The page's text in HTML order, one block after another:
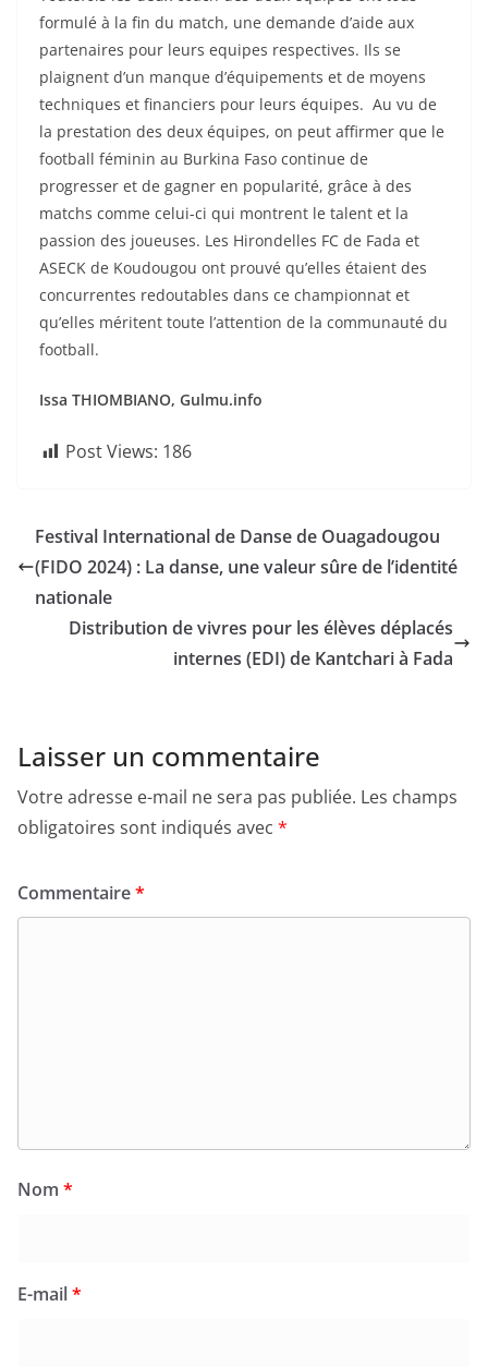
formulé à la fin du match, une demande d’aide aux
partenaires pour leurs equipes respectives. Ils se
plaignent d’un manque d’équipements et de moyens
techniques et financiers pour leurs équipes. Au vu de
la prestation des deux équipes, on peut affirmer que le
football féminin au Burkina Faso continue de
progresser et de gagner en popularité, grâce à des
matchs comme celui-ci qui montrent le talent et la
passion des joueuses. Les Hirondelles FC de Fada et
ASECK de Koudougou ont prouvé qu’elles étaient des
concurrentes redoutables dans ce championnat et
qu’elles méritent toute l’attention de la communauté du
football.
Issa THIOMBIANO, Gulmu.info
Post Views: 186
Festival International de Danse de Ouagadougou
(FIDO 2024) : La danse, une valeur sûre de l’identité
nationale
Distribution de vivres pour les élèves déplacés
internes (EDI) de Kantchari à Fada
Laisser un commentaire
Votre adresse e-mail ne sera pas publiée. Les champs
obligatoires sont indiqués avec *
Commentaire*
Nom *
E-mail*